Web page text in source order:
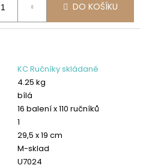
DO KOŠÍKU
KC Ručníky skládané
4.25 kg
bílá
16 balení x 110 ručníků
1
29,5 x 19 cm
M-sklad
U7024